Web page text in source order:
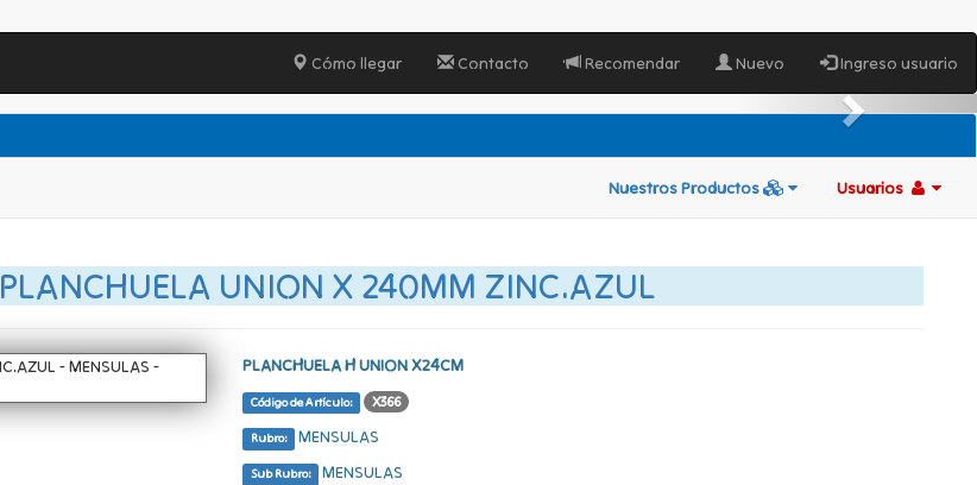
Cómo llegar Contacto Recomendar Nuevo Ingreso usuario
Nuestros Productos Usuarios
PLANCHUELA UNION X 240MM ZINC.AZUL
PLANCHUELA H UNION X24CM
Código de Artículo: X366
Rubro: MENSULAS
Sub Rubro: MENSULAS